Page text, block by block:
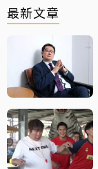
最新文章